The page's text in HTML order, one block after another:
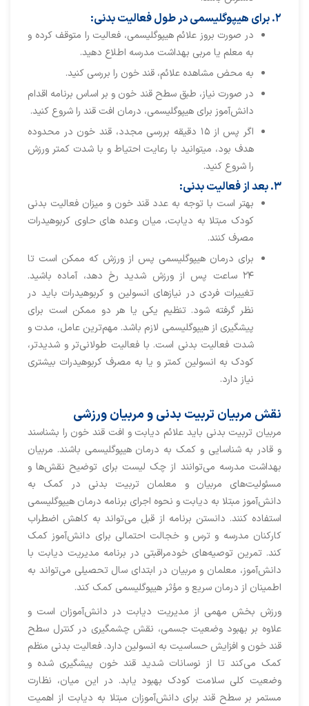
۲. برای هیپوگلیسمی در طول فعالیت بدنی:
در صورت بروز علائم هیپوگلیسمی، فعالیت را متوقف کرده و
به معلم یا مربی بهداشت مدرسه اطلاع دهید.
به محض مشاهده علائم، قند خون را بررسی کنید.
در صورت نیاز، طبق سطح قند خون و بر اساس برنامه اقدام
دانش‌آموز برای هیپوگلیسمی، درمان افت قند را شروع کنید.
اگر پس از ۱۵ دقیقه بررسی مجدد، قند خون در محدوده
هدف بود، میتوانید با رعایت احتیاط و با شدت کمتر ورزش
را شروع کنید.
۳. بعد از فعالیت بدنی:
بهتر است با توجه به عدد قند خون و میزان فعالیت بدنی
کودک مبتلا به دیابت، میان وعده های حاوی کربوهیدرات
مصرف کنند.
برای درمان هیپوگلیسمی پس از ورزش که ممکن است تا
۲۴ ساعت پس از ورزش شدید رخ دهد، آماده باشید.
تغییرات فردی در نیازهای انسولین و کربوهیدرات باید در
نظر گرفته شود. تنظیم یکی یا هر دو ممکن است برای
پیشگیری از هیپوگلیسمی لازم باشد. مهم‌ترین عامل، مدت و
شدت فعالیت بدنی است. با فعالیت طولانی‌تر و شدیدتر،
کودک به انسولین کمتر و یا به مصرف کربوهیدرات بیشتری
نیاز دارد.
نقش مربیان تربیت بدنی و مربیان ورزشی
مربیان تربیت بدنی باید علائم ديابت و افت قند خون را بشناسند
و قادر به شناسایی و کمک به درمان هیپوگلیسمی باشند. مربیان
بهداشت مدرسه می‌توانند از چک ‌لیست برای توضیح نقش‌ها و
مسئولیت‌های مربیان و معلمان تربیت بدنی در کمک به
دانش‌آموز مبتلا به دیابت و نحوه اجرای برنامه درمان هیپوگلیسمی
استفاده کنند. دانستن برنامه از قبل می‌تواند به کاهش اضطراب
کارکنان مدرسه و ترس و خجالت احتمالی برای دانش‌آموز کمک
کند. تمرین توصیه‌های خودمراقبتی در برنامه مدیریت دیابت با
دانش‌آموز، معلمان و مربیان در ابتدای سال تحصیلی می‌تواند به
اطمینان از درمان سریع و مؤثر هیپوگلیسمی کمک کند.
ورزش بخش مهمی از مدیریت دیابت در دانش‌آموزان است و
علاوه بر بهبود وضعیت جسمی، نقش چشمگیری در کنترل سطح
قند خون و افزایش حساسیت به انسولین دارد. فعالیت بدنی منظم
کمک می‌کند تا از نوسانات شدید قند خون پیشگیری شده و
وضعیت کلی سلامت کودک بهبود یابد. در این میان، نظارت
مستمر بر سطح قند برای دانش‌آموزان مبتلا به دیابت از اهمیت